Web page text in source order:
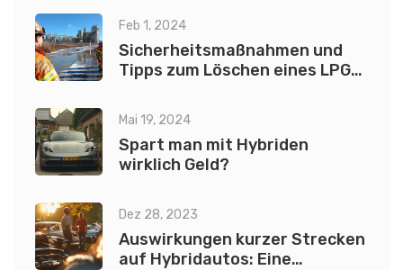
Feb 1, 2024
Sicherheitsmaßnahmen und
Tipps zum Löschen eines LPG-
Mai 19, 2024
Spart man mit Hybriden
wirklich Geld?
Dez 28, 2023
Auswirkungen kurzer Strecken
auf Hybridautos: Eine